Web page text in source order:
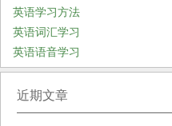
英语学习方法
英语词汇学习
英语语音学习
近期文章